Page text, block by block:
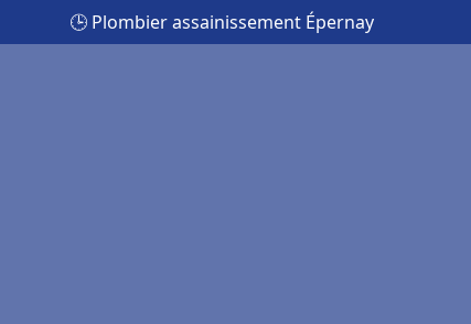
🕒 Plombier assainissement Épernay